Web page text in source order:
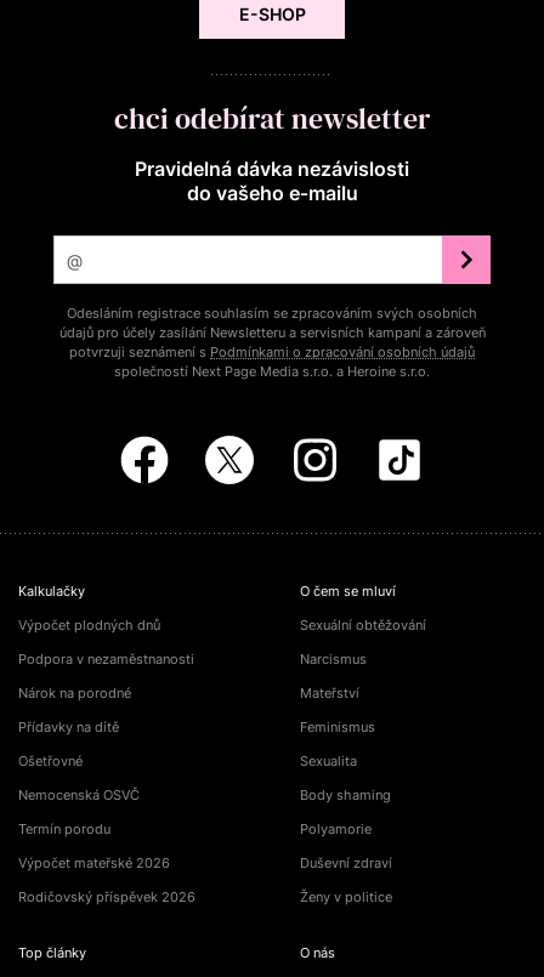
E-SHOP
chci odebírat newsletter
Pravidelná dávka nezávislosti
do vašeho e‑mailu
Odesláním registrace souhlasím se zpracováním svých osobních
údajů pro účely zasílání Newsletteru a servisních kampaní a zároveň
potvrzuji seznámení s Podmínkami o zpracování osobních údajů
společností Next Page Media s.r.o. a Heroine s.r.o.
Kalkulačky
Výpočet plodných dnů
Podpora v nezaměstnanosti
Nárok na porodné
Přídavky na dítě
Ošetřovné
Nemocenská OSVČ
Termín porodu
Výpočet mateřské 2026
Rodičovský příspěvek 2026
Top články
O čem se mluví
Sexuální obtěžování
Narcismus
Mateřství
Feminismus
Sexualita
Body shaming
Polyamorie
Duševní zdraví
Ženy v politice
O nás